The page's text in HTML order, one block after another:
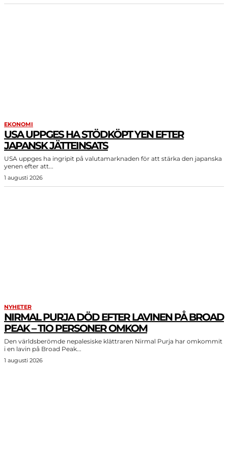
EKONOMI
USA UPPGES HA STÖDKÖPT YEN EFTER
JAPANSK JÄTTEINSATS
USA uppges ha ingripit på valutamarknaden för att stärka den japanska
yenen efter att...
1 augusti 2026
NYHETER
NIRMAL PURJA DÖD EFTER LAVINEN PÅ BROAD
PEAK – TIO PERSONER OMKOM
Den världsberömde nepalesiske klättraren Nirmal Purja har omkommit
i en lavin på Broad Peak...
1 augusti 2026